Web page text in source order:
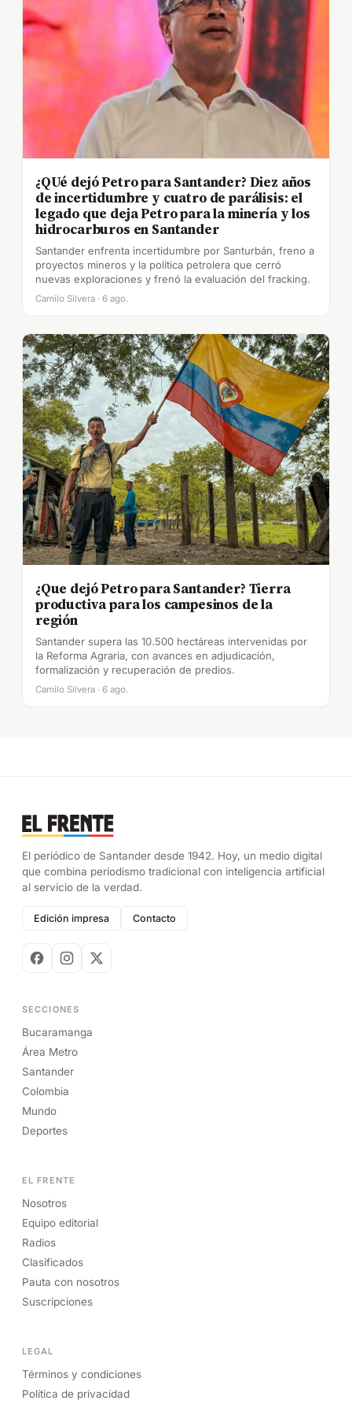
¿QUé dejó Petro para Santander? Diez años
de incertidumbre y cuatro de parálisis: el
legado que deja Petro para la minería y los
hidrocarburos en Santander
Santander enfrenta incertidumbre por Santurbán, freno a
proyectos mineros y la política petrolera que cerró
nuevas exploraciones y frenó la evaluación del fracking.
Camilo Silvera · 6 ago.
¿Que dejó Petro para Santander? Tierra
productiva para los campesinos de la
región
Santander supera las 10.500 hectáreas intervenidas por
la Reforma Agraria, con avances en adjudicación,
formalización y recuperación de predios.
Camilo Silvera · 6 ago.
El periódico de Santander desde 1942. Hoy, un medio digital
que combina periodismo tradicional con inteligencia artificial
al servicio de la verdad.
Edición impresa Contacto
SECCIONES
Bucaramanga
Área Metro
Santander
Colombia
Mundo
Deportes
EL FRENTE
Nosotros
Equipo editorial
Radios
Clasificados
Pauta con nosotros
Suscripciones
LEGAL
Términos y condiciones
Política de privacidad